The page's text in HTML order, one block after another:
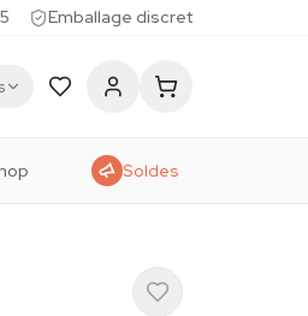
Emballage discret
Soldes